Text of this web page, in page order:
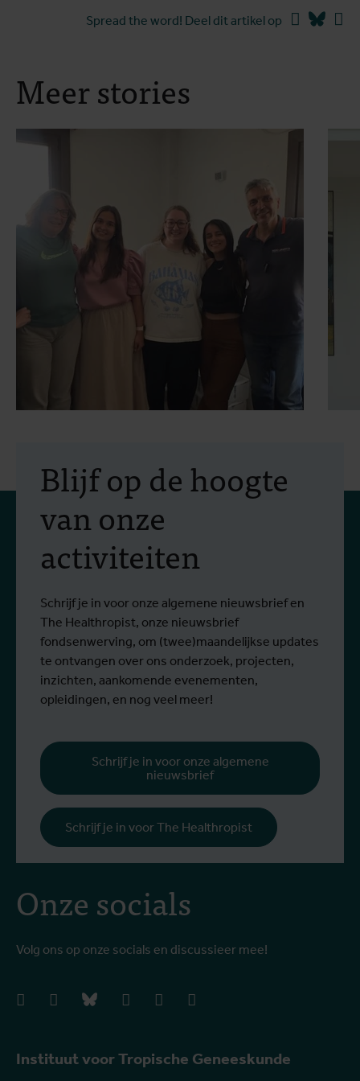
Spread the word! Deel dit artikel op Facebook
Meer stories
Erasmus+-mobiliteit:
praktijkopleiding in
vectorbestrijding en
screening op het West-
Nijlvirus
Van 6 tot 17 juli 2026 namen Stien
ITG-wetenschappers van de Dienst
Entomologie, deel aan een opleiding bij
Ecodevelopment in Griekenland, met de
steun van een Erasmus+-mobiliteitsbeurs
voor personeel.
Instituut voor Tropische Geneeskunde
Onze socials
Volg ons op onze socials en discussieer mee!
facebookinstagrambluesky linkedIn youtube
Blijf op de hoogte
van onze
activiteiten
Schrijf je in voor onze algemene nieuwsbrief en
The Healthropist, onze nieuwsbrief
fondsenwerving, om (twee)maandelijkse updates
te ontvangen over ons onderzoek, projecten,
inzichten, aankomende evenementen,
opleidingen, en nog veel meer!
Schrijf je in voor onze algemene
nieuwsbrief
Schrijf je in voor The Healthropist